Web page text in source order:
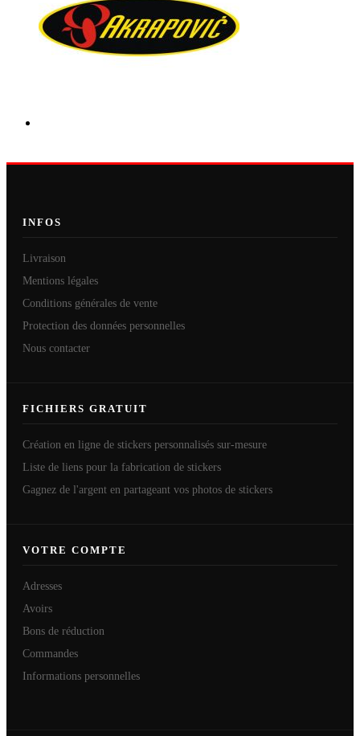
INFOS
Livraison
Mentions légales
Conditions générales de vente
Protection des données personnelles
Nous contacter
FICHIERS GRATUIT
Création en ligne de stickers personnalisés sur-mesure
Liste de liens pour la fabrication de stickers
Gagnez de l'argent en partageant vos photos de stickers
VOTRE COMPTE
Adresses
Avoirs
Bons de réduction
Commandes
Informations personnelles